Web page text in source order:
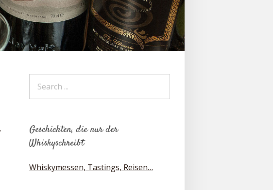
Geschichten, die nur der
Whiskyschreibt
Whiskymessen, Tastings, Reisen…